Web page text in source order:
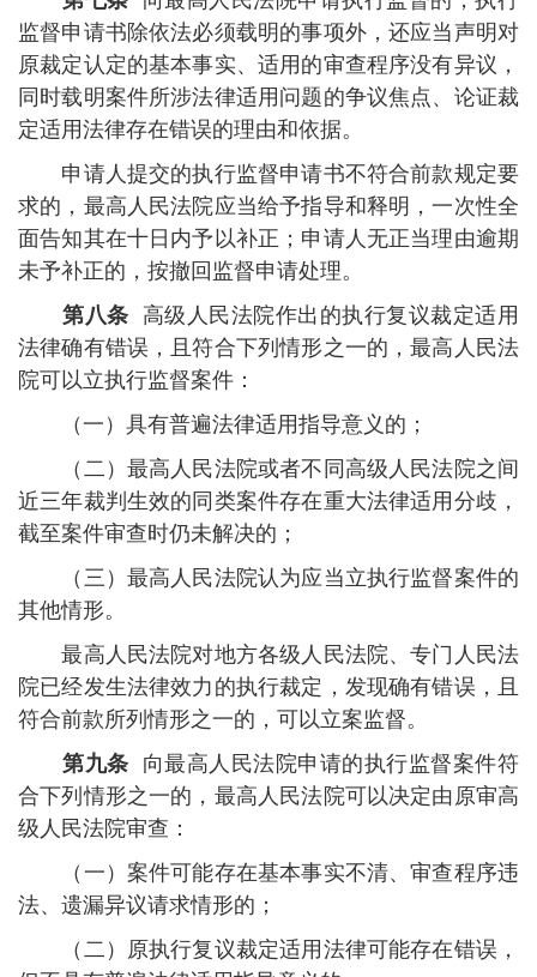
监督申请书除依法必须载明的事项外，还应当声明对
原裁定认定的基本事实、适用的审查程序没有异议，
同时载明案件所涉法律适用问题的争议焦点、论证裁
定适用法律存在错误的理由和依据。
申请人提交的执行监督申请书不符合前款规定要
求的，最高人民法院应当给予指导和释明，一次性全
面告知其在十日内予以补正；申请人无正当理由逾期
未予补正的，按撤回监督申请处理。
第八条 高级人民法院作出的执行复议裁定适用
法律确有错误，且符合下列情形之一的，最高人民法
院可以立执行监督案件：
（一）具有普遍法律适用指导意义的；
（二）最高人民法院或者不同高级人民法院之间
近三年裁判生效的同类案件存在重大法律适用分歧，
截至案件审查时仍未解决的；
（三）最高人民法院认为应当立执行监督案件的
其他情形。
最高人民法院对地方各级人民法院、专门人民法
院已经发生法律效力的执行裁定，发现确有错误，且
符合前款所列情形之一的，可以立案监督。
第九条 向最高人民法院申请的执行监督案件符
合下列情形之一的，最高人民法院可以决定由原审高
级人民法院审查：
（一）案件可能存在基本事实不清、审查程序违
法、遗漏异议请求情形的；
（二）原执行复议裁定适用法律可能存在错误，